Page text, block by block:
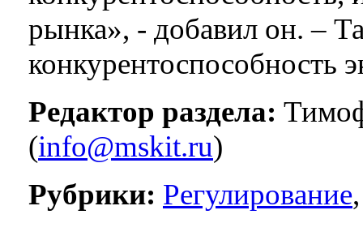
рынка», - добавил он. –
конкурентоспособность
Редактор раздела:
(info@mskit.ru)
Рубрики: Регулирование